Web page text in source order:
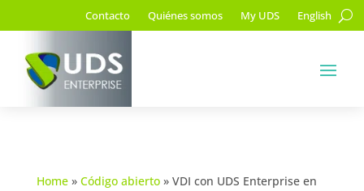
Contacto Quiénes somos My UDS English
Home» Código abierto» VDI con UDS Enterprise en